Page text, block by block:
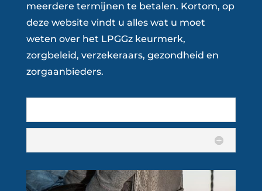
meerdere termijnen te betalen. Kortom, op
deze website vindt u alles wat u moet
weten over het LPGGz keurmerk,
zorgbeleid, verzekeraars, gezondheid en
zorgaanbieders.